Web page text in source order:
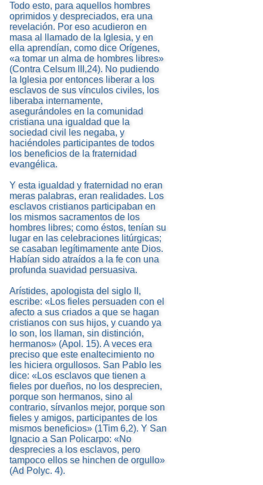
Todo esto, para aquellos hombres
oprimidos y despreciados, era una
revelación. Por eso acudieron en
masa al llamado de la Iglesia, y en
ella aprendían, como dice Orígenes,
«a tomar un alma de hombres libres»
(Contra Celsum III,24). No pudiendo
la Iglesia por entonces liberar a los
esclavos de sus vínculos civiles, los
liberaba internamente,
asegurándoles en la comunidad
cristiana una igualdad que la
sociedad civil les negaba, y
haciéndoles participantes de todos
los beneficios de la fraternidad
evangélica.
Y esta igualdad y fraternidad no eran
meras palabras, eran realidades. Los
esclavos cristianos participaban en
los mismos sacramentos de los
hombres libres; como éstos, tenían su
lugar en las celebraciones litúrgicas;
se casaban legítimamente ante Dios.
Habían sido atraídos a la fe con una
profunda suavidad persuasiva.
Arístides, apologista del siglo II,
escribe: «Los fieles persuaden con el
afecto a sus criados a que se hagan
cristianos con sus hijos, y cuando ya
lo son, los llaman, sin distinción,
hermanos» (Apol. 15). A veces era
preciso que este enaltecimiento no
les hiciera orgullosos. San Pablo les
dice: «Los esclavos que tienen a
fieles por dueños, no los desprecien,
porque son hermanos, sino al
contrario, sírvanlos mejor, porque son
fieles y amigos, participantes de los
mismos beneficios» (1Tim 6,2). Y San
Ignacio a San Policarpo: «No
desprecies a los esclavos, pero
tampoco ellos se hinchen de orgullo»
(Ad Polyc. 4).